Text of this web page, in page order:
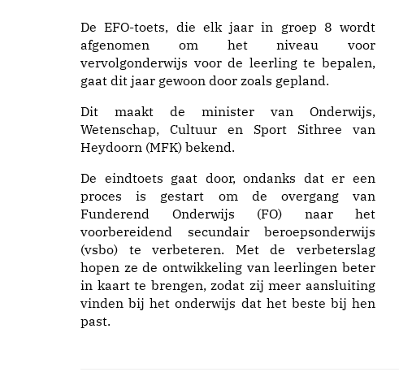
De EFO-toets, die elk jaar in groep 8 wordt
afgenomen om het niveau voor
vervolgonderwijs voor de leerling te bepalen,
gaat dit jaar gewoon door zoals gepland.
Dit maakt de minister van Onderwijs,
Wetenschap, Cultuur en Sport Sithree van
Heydoorn (MFK) bekend.
De eindtoets gaat door, ondanks dat er een
proces is gestart om de overgang van
Funderend Onderwijs (FO) naar het
voorbereidend secundair beroepsonderwijs
(vsbo) te verbeteren. Met de verbeterslag
hopen ze de ontwikkeling van leerlingen beter
in kaart te brengen, zodat zij meer aansluiting
vinden bij het onderwijs dat het beste bij hen
past.